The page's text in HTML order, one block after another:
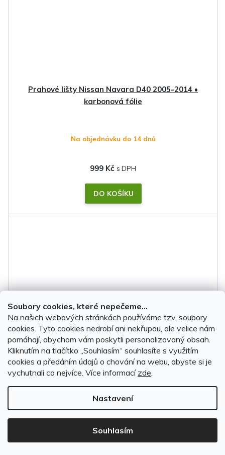
Soubory cookies, které nepečeme...
Na našich webových stránkách používáme tzv. soubory
cookies. Tyto cookies nedrobí ani nekřupou, ale velice nám
pomáhají, abychom vám poskytli personalizovaný obsah.
Kliknutím na tlačítko ,,Souhlasím“ souhlasíte s využitím
cookies a předáním údajů o chování na webu, abyste si je
vychutnali co nejvíce. Více informací zde.
Nastavení
Souhlasím
Prahové lišty Nissan Navara D40 2005-2014 •
karbonová fólie
Na objednávku do 14 dnů
999 Kč
DO KOŠÍKU
Prahové lišty Nissan Navara D40 2005-2014 •
nerez s karbonem
Na objednávku do 14 dnů